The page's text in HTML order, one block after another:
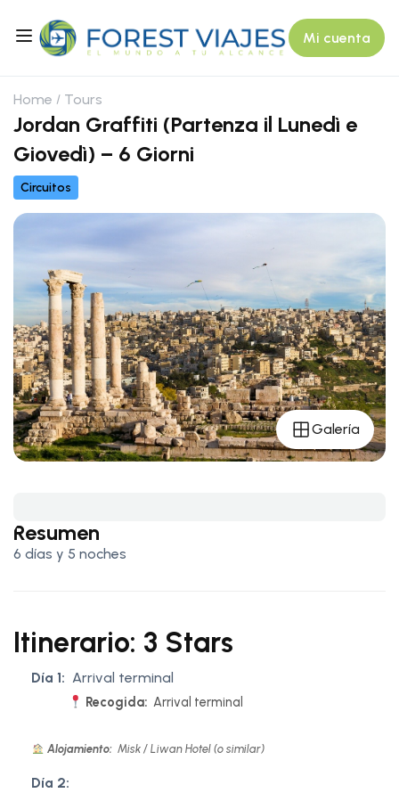
Mi cuenta
Home Tours
Jordan Graffiti (Partenza il Lunedì e
Giovedì) – 6 Giorni
Circuitos
Galería
Resumen
6 días y 5 noches
Itinerario: 3 Stars
Día 1: Arrival terminal
Recogida: Arrival terminal
Alojamiento: Misk / Liwan Hotel (o similar)
Día 2: